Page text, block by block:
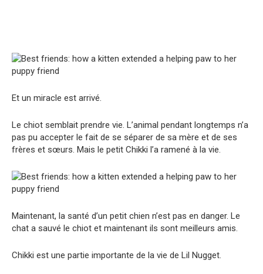
Et un miracle est arrivé.
Le chiot semblait prendre vie. L’animal pendant longtemps n’a
pas pu accepter le fait de se séparer de sa mère et de ses
frères et sœurs. Mais le petit Chikki l’a ramené à la vie.
Maintenant, la santé d’un petit chien n’est pas en danger. Le
chat a sauvé le chiot et maintenant ils sont meilleurs amis.
Chikki est une partie importante de la vie de Lil Nugget.